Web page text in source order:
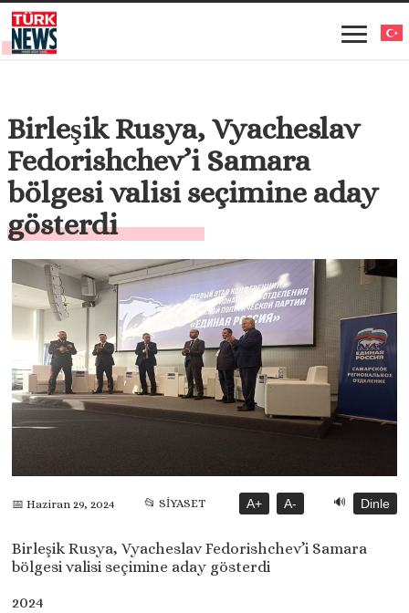
Birleşik Rusya, Vyacheslav
Fedorishchev’i Samara
bölgesi valisi seçimine aday
gösterdi
📅 Haziran 29, 2024 📂 SİYASET A+ A- 🔊 Dinle
Birleşik Rusya, Vyacheslav Fedorishchev’i Samara
bölgesi valisi seçimine aday gösterdi
2024